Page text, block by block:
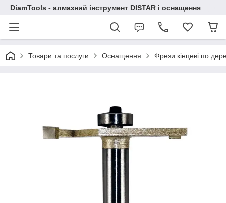
DiamTools - алмазний інструмент DISTAR і оснащення
Товари та послуги Оснащення Фрези кінцеві по